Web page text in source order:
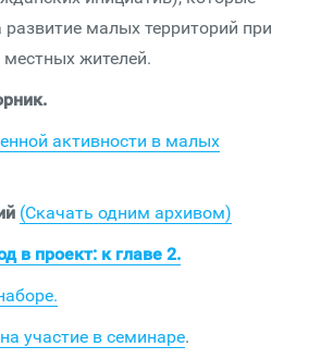
малых территорий при
жителей.
активности в малых
(Скачать одним архивом)
в проект: к главе 2.
участие в семинаре.